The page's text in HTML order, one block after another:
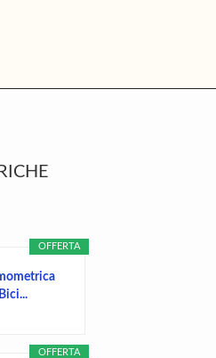
OFFERTA
OFFERTA